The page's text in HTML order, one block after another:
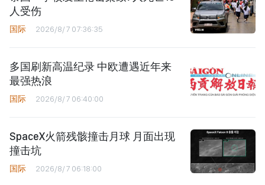
人受伤
国际 2026/8/7 07:36:35
多国刷新高温纪录 中欧遭遇近年来
最强热浪
国际 2026/8/7 06:40:00
SpaceX火箭残骸撞击月球 月面出现
撞击坑
国际 2026/8/7 06:18:00